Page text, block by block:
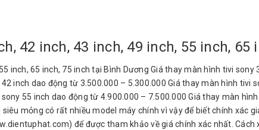
42 inch, 43 inch, 49 inch, 55 inch,
inch, 65 inch, 75 inch tại Bình Dương Giá thay màn hình tivi
inch dao động từ 3.500.000 – 5.300.000 Giá thay màn hình tivi
55 inch dao động từ 4.900.000 – 7.500.000 Giá thay màn
mỏng có rất nhiều model máy chính vì vậy để biết chính xác
để được tham khảo về giá chính xác nhất. Cách